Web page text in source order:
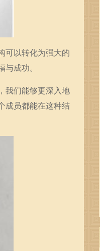
可以转化为强大的
成功。
我们能够更深入地
成员都能在这种结